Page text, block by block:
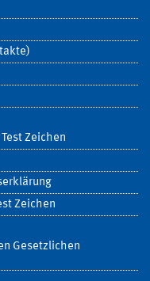
Zeichen
Zeichen
Gesetzlichen